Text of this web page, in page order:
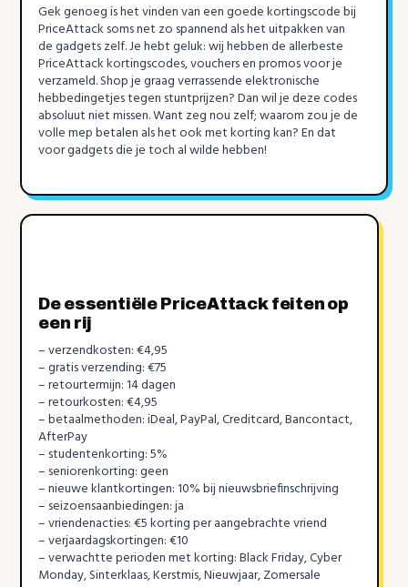
Gek genoeg is het vinden van een goede kortingscode bij
PriceAttack soms net zo spannend als het uitpakken van
de gadgets zelf. Je hebt geluk: wij hebben de allerbeste
PriceAttack kortingscodes, vouchers en promos voor je
verzameld. Shop je graag verrassende elektronische
hebbedingetjes tegen stuntprijzen? Dan wil je deze codes
absoluut niet missen. Want zeg nou zelf; waarom zou je de
volle mep betalen als het ook met korting kan? En dat
voor gadgets die je toch al wilde hebben!
De essentiële PriceAttack feiten op
een rij
– verzendkosten: €4,95
– gratis verzending: €75
– retourtermijn: 14 dagen
– retourkosten: €4,95
– betaalmethoden: iDeal, PayPal, Creditcard, Bancontact,
AfterPay
– studentenkorting: 5%
– seniorenkorting: geen
– nieuwe klantkortingen: 10% bij nieuwsbriefinschrijving
– seizoensaanbiedingen: ja
– vriendenacties: €5 korting per aangebrachte vriend
– verjaardagskortingen: €10
– verwachtte perioden met korting: Black Friday, Cyber
Monday, Sinterklaas, Kerstmis, Nieuwjaar, Zomersale